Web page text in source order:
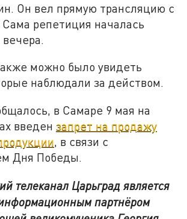
Он вел прямую трансляцию с
репетиция началась
можно было увидеть
наблюдали за действом.
в Самаре 9 мая на
введензапрет на продажу
, в связи с
Дня Победы.
телеканал Царьград является
партнёром